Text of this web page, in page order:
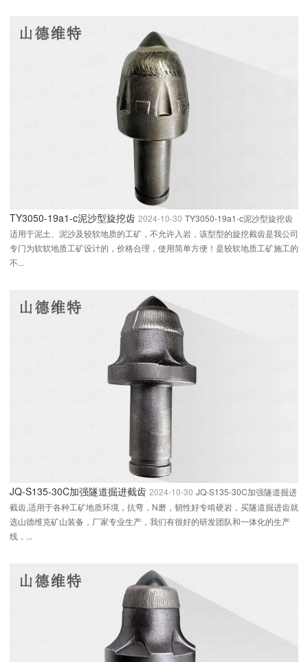
TY3050-19a1-c泥沙型旋挖齿 2024-10-30 TY3050-19a1-c泥沙型旋挖齿
适用于泥土、泥沙及较软地质的工矿，不允许入岩，该型型的旋挖截齿是我公司
专门为软软地质工矿设计的，价格合理，使用简单方便！是较软地质工矿施工的
不...
JQ-S135-30C加强隧道掘进截齿 2024-10-30 JQ-S135-30C加强隧道掘进
截齿,适用于各种工矿地质环境，抗弯，N磨，韧性好专啃硬岩，买隧道掘进齿就
选山德维克矿山装备，厂家专业生产，我们有很好的研发团队和一体化的生产
线，...